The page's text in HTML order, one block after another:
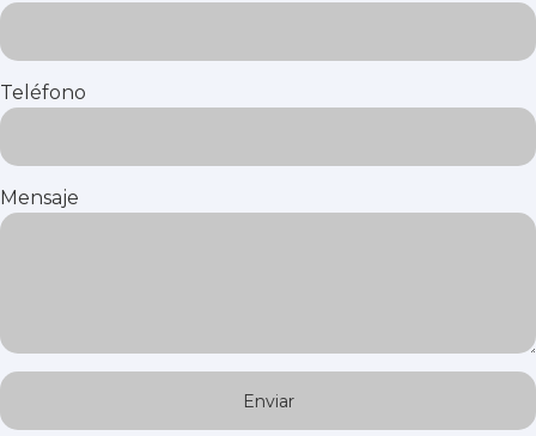
Teléfono
Mensaje